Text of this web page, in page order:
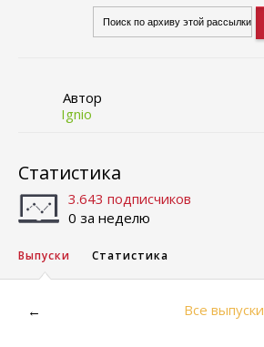
Автор
Ignio
Статистика
3.643 подписчиков
0 за неделю
Выпуски Статистика
← Все выпуски